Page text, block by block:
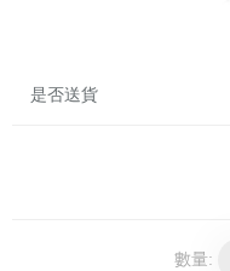
是否送貨
數量: